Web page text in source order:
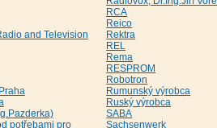
and Television
potřebami pro
RCA
Reico
Rektra
REL
Rema
RESPROM
Robotron
Rumunský výrobca
Ruský výrobca
SABA
Sachsenwerk